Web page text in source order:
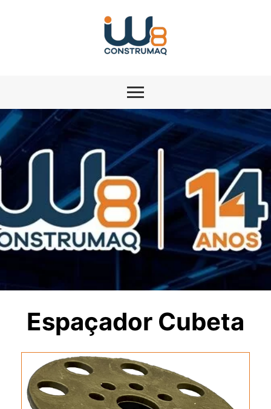
Espaçador Cubeta